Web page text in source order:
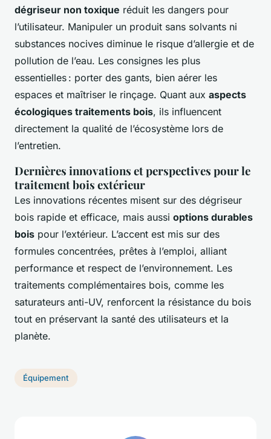
dégriseur non toxique réduit les dangers pour
l’utilisateur. Manipuler un produit sans solvants ni
substances nocives diminue le risque d’allergie et de
pollution de l’eau. Les consignes les plus
essentielles : porter des gants, bien aérer les
espaces et maîtriser le rinçage. Quant aux aspects
écologiques traitements bois, ils influencent
directement la qualité de l’écosystème lors de
l’entretien.
Dernières innovations et perspectives pour le
traitement bois extérieur
Les innovations récentes misent sur des dégriseur
bois rapide et efficace, mais aussi options durables
bois pour l’extérieur. L’accent est mis sur des
formules concentrées, prêtes à l’emploi, alliant
performance et respect de l’environnement. Les
traitements complémentaires bois, comme les
saturateurs anti-UV, renforcent la résistance du bois
tout en préservant la santé des utilisateurs et la
planète.
Équipement